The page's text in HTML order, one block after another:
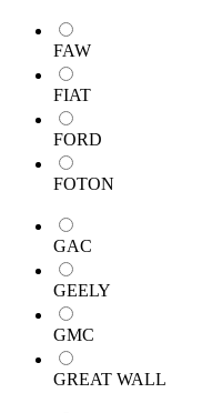
FAW
FIAT
FORD
FOTON
GAC
GEELY
GMC
GREAT WALL